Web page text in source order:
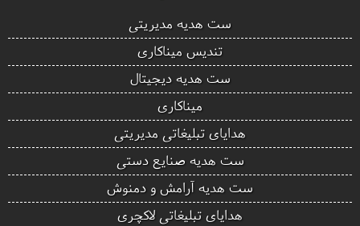
ست هدیه مدیریتی
تندیس میناکاری
ست هدیه دیجیتال
میناکاری
هدایای تبلیغاتی مدیریتی
ست هدیه صنایع دستی
ست هدیه آرامش و دمنوش
هدایای تبلیغاتی لاکچری